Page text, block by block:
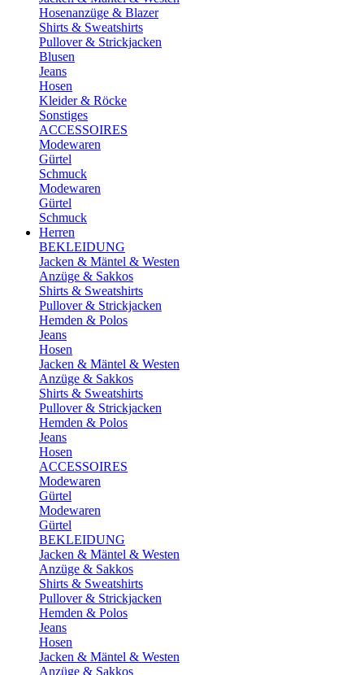
Hosenanzüge & Blazer
Shirts & Sweatshirts
Pullover & Strickjacken
Blusen
Jeans
Hosen
Kleider & Röcke
Sonstiges
ACCESSOIRES
Modewaren
Gürtel
Schmuck
Modewaren
Gürtel
Schmuck
Herren
BEKLEIDUNG
Jacken & Mäntel & Westen
Anzüge & Sakkos
Shirts & Sweatshirts
Pullover & Strickjacken
Hemden & Polos
Jeans
Hosen
Jacken & Mäntel & Westen
Anzüge & Sakkos
Shirts & Sweatshirts
Pullover & Strickjacken
Hemden & Polos
Jeans
Hosen
ACCESSOIRES
Modewaren
Gürtel
Modewaren
Gürtel
BEKLEIDUNG
Jacken & Mäntel & Westen
Anzüge & Sakkos
Shirts & Sweatshirts
Pullover & Strickjacken
Hemden & Polos
Jeans
Hosen
Jacken & Mäntel & Westen
Anzüge & Sakkos